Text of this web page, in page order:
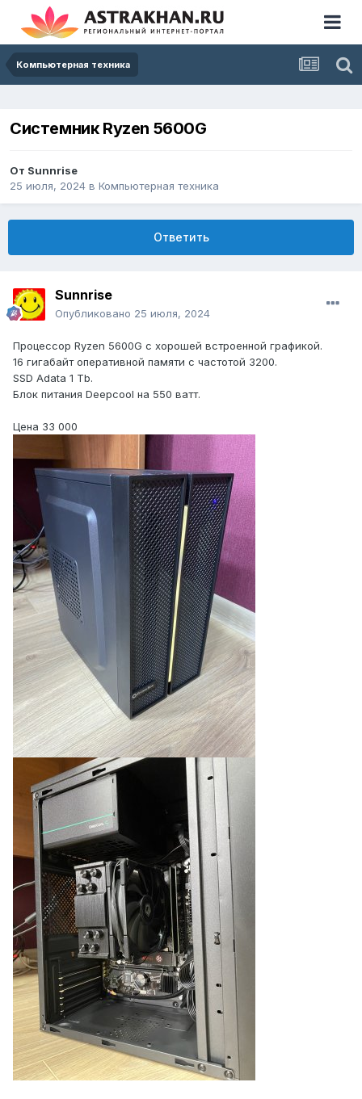
Компьютерная техника
Системник Ryzen 5600G
От Sunnrise
25 июля, 2024 в Компьютерная техника
Ответить
Sunnrise
Опубликовано 25 июля, 2024
Процессор Ryzen 5600G с хорошей встроенной графикой.
16 гигабайт оперативной памяти с частотой 3200.
SSD Adata 1 Tb.
Блок питания Deepcool на 550 ватт.
Цена 33 000